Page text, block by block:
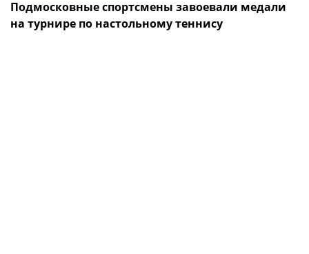
Подмосковные спортсмены завоевали медали
на турнире по настольному теннису